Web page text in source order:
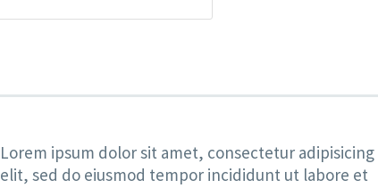
Lorem ipsum dolor sit amet, consectetur adipisicing
elit, sed do eiusmod tempor incididunt ut labore et